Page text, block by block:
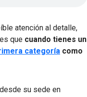
atención al detalle,
que cuando tienes un
categoría como
su sede en